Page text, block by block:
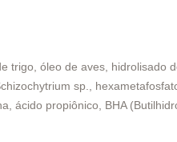
óleo de aves,
sp.,
ácido propiônico, BHA